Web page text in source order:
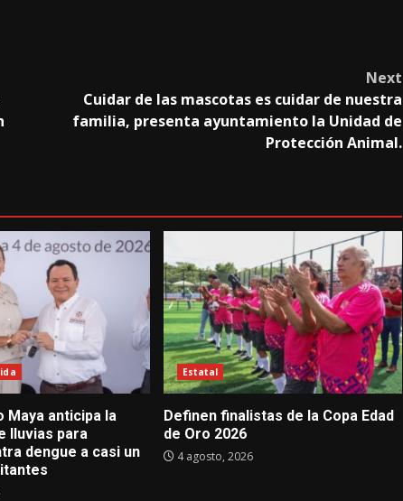
Next
Cuidar de las mascotas es cuidar de nuestra
familia, presenta ayuntamiento la Unidad de
Protección Animal.
Maya anticipa la
lluvias para
dengue a casi un
Estatal
Definen finalistas de la Copa Edad
de Oro 2026
4 agosto, 2026